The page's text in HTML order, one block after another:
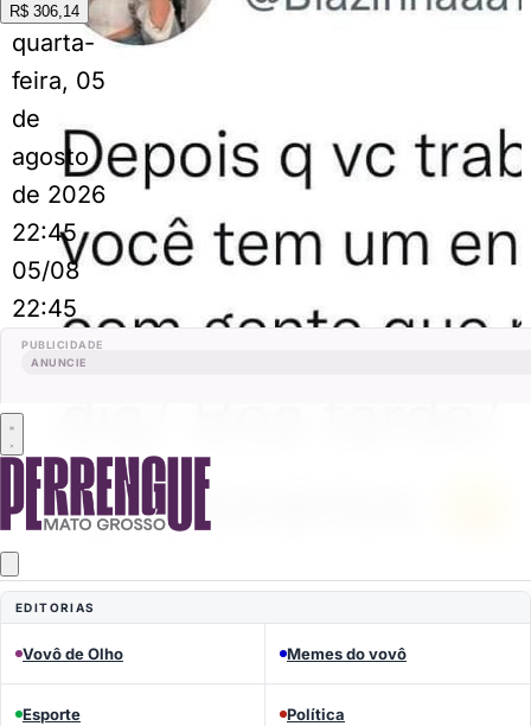
R$ 306,14
quarta-
feira, 05
de
agosto
de 2026
22:45
05/08
22:45
PUBLICIDADE
ANUNCIE
EDITORIAS
Vovô de Olho Memes do vovô
Esporte Política